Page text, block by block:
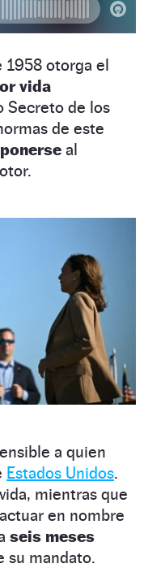
1958 otorga el
vida
Secreto de los
de este
ponerse al
a quien
Estados Unidos.
mientras que
en nombre
seis meses
su mandato.